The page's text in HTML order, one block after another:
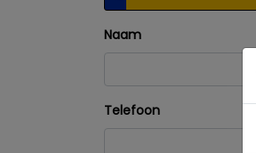
Naam
Telefoon